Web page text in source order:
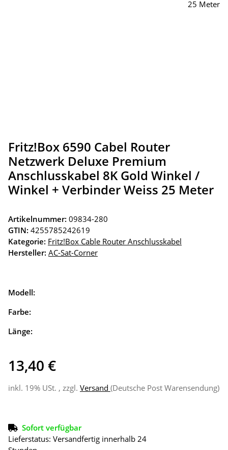
Fritz!Box 6590 Cabel Router
Netzwerk Deluxe Premium
Anschlusskabel 8K Gold Winkel /
Winkel + Verbinder Weiss 25 Meter
Artikelnummer: 09834-280
GTIN: 4255785242619
Kategorie: Fritz!Box Cable Router Anschlusskabel
Hersteller: AC-Sat-Corner
Modell:
Farbe:
Länge:
13,40 €
inkl. 19% USt. , zzgl. Versand (Deutsche Post Warensendung)
Sofort verfügbar
Lieferstatus: Versandfertig innerhalb 24